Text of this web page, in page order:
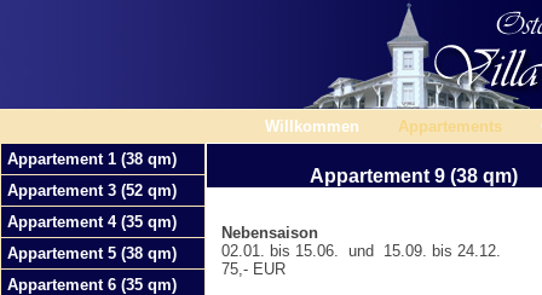
Willkommen Appartements
Appartement 1 (38 qm)
Appartement 3 (52 qm)
Appartement 4 (35 qm)
Appartement 5 (38 qm)
Appartement 6 (35 qm)
Appartement 9 (38 qm)
Nebensaison
02.01. bis 15.06. und 15.09. bis 24.12.
75,- EUR